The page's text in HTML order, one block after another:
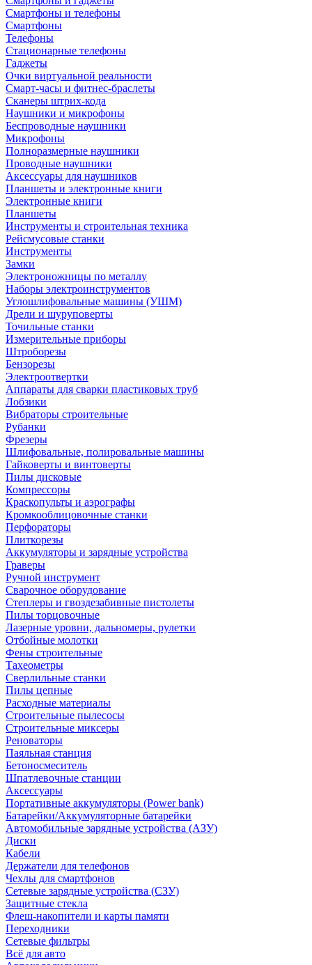
Смартфоны и телефоны
Смартфоны
Телефоны
Стационарные телефоны
Гаджеты
Очки виртуальной реальности
Смарт-часы и фитнес-браслеты
Сканеры штрих-кода
Наушники и микрофоны
Беспроводные наушники
Микрофоны
Полноразмерные наушники
Проводные наушники
Аксессуары для наушников
Планшеты и электронные книги
Электронные книги
Планшеты
Инструменты и строительная техника
Рейсмусовые станки
Инструменты
Замки
Электроножницы по металлу
Наборы электроинструментов
Углошлифовальные машины (УШМ)
Дрели и шуруповерты
Точильные станки
Измерительные приборы
Штроборезы
Бензорезы
Электроотвертки
Аппараты для сварки пластиковых труб
Лобзики
Вибраторы строительные
Рубанки
Фрезеры
Шлифовальные, полировальные машины
Гайковерты и винтоверты
Пилы дисковые
Компрессоры
Краскопульты и аэрографы
Кромкооблицовочные станки
Перфораторы
Плиткорезы
Аккумуляторы и зарядные устройства
Граверы
Ручной инструмент
Сварочное оборудование
Степлеры и гвоздезабивные пистолеты
Пилы торцовочные
Лазерные уровни, дальномеры, рулетки
Отбойные молотки
Фены строительные
Тахеометры
Сверлильные станки
Пилы цепные
Расходные материалы
Строительные пылесосы
Строительные миксеры
Реноваторы
Паяльная станция
Бетоносмеситель
Шпатлевочные станции
Аксессуары
Портативные аккумуляторы (Power bank)
Батарейки/Аккумуляторные батарейки
Автомобильные зарядные устройства (АЗУ)
Диски
Кабели
Держатели для телефонов
Чехлы для смартфонов
Сетевые зарядные устройства (СЗУ)
Защитные стекла
Флеш-накопители и карты памяти
Переходники
Сетевые фильтры
Всё для авто